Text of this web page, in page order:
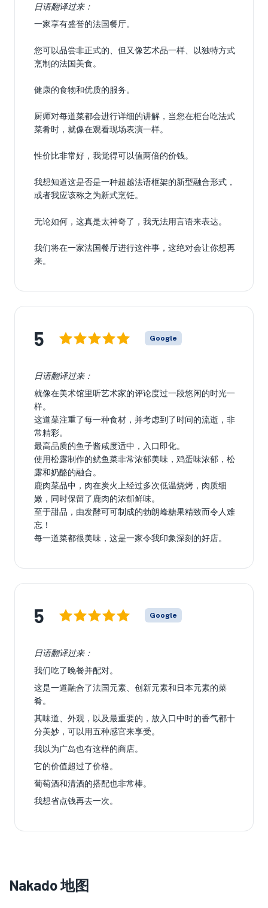
日语翻译过来：
一家享有盛誉的法国餐厅。
您可以品尝非正式的、但又像艺术品一样、以独特方式
烹制的法国美食。
健康的食物和优质的服务。
厨师对每道菜都会进行详细的讲解，当您在柜台吃法式
菜肴时，就像在观看现场表演一样。
性价比非常好，我觉得可以值两倍的价钱。
我想知道这是否是一种超越法语框架的新型融合形式，
或者我应该称之为新式烹饪。
无论如何，这真是太神奇了，我无法用言语来表达。
我们将在一家法国餐厅进行这件事，这绝对会让你想再
来。
5 Google
日语翻译过来：
就像在美术馆里听艺术家的评论度过一段悠闲的时光一
样。
这道菜注重了每一种食材，并考虑到了时间的流逝，非
常精彩。
最高品质的鱼子酱咸度适中，入口即化。
使用松露制作的鱿鱼菜非常浓郁美味，鸡蛋味浓郁，松
露和奶酪的融合。
鹿肉菜品中，肉在炭火上经过多次低温烧烤，肉质细
嫩，同时保留了鹿肉的浓郁鲜味。
至于甜品，由发酵可可制成的勃朗峰糖果精致而令人难
忘！
每一道菜都很美味，这是一家令我印象深刻的好店。
5 Google
日语翻译过来：
我们吃了晚餐并配对。
这是一道融合了法国元素、创新元素和日本元素的菜
肴。
其味道、外观，以及最重要的，放入口中时的香气都十
分美妙，可以用五种感官来享受。
我以为广岛也有这样的商店。
它的价值超过了价格。
葡萄酒和清酒的搭配也非常棒。
我想省点钱再去一次。
Nakado 地图